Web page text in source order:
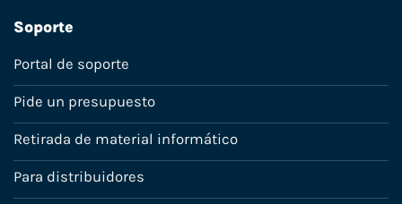
Soporte
Portal de soporte
Pide un presupuesto
Retirada de material informático
Para distribuidores